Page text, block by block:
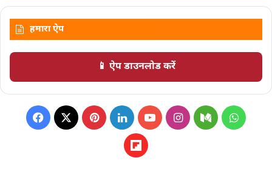
हमारा ऐप
📱 ऐप डाउनलोड करें